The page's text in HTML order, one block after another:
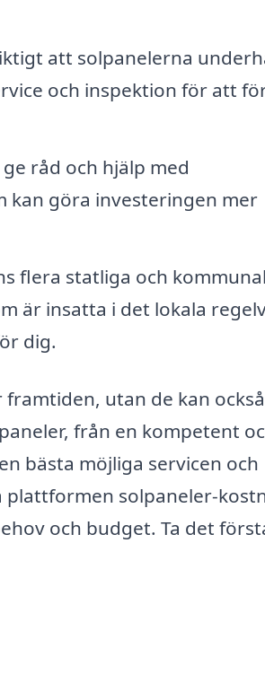
att solpanelerna
och inspektion för att
råd och hjälp med
kan göra investeringen mer
flera statliga och
är insatta i det lokala
dig.
utan de kan
från en kompetent
bästa möjliga servicen och
solpaneler-
och budget. Ta det